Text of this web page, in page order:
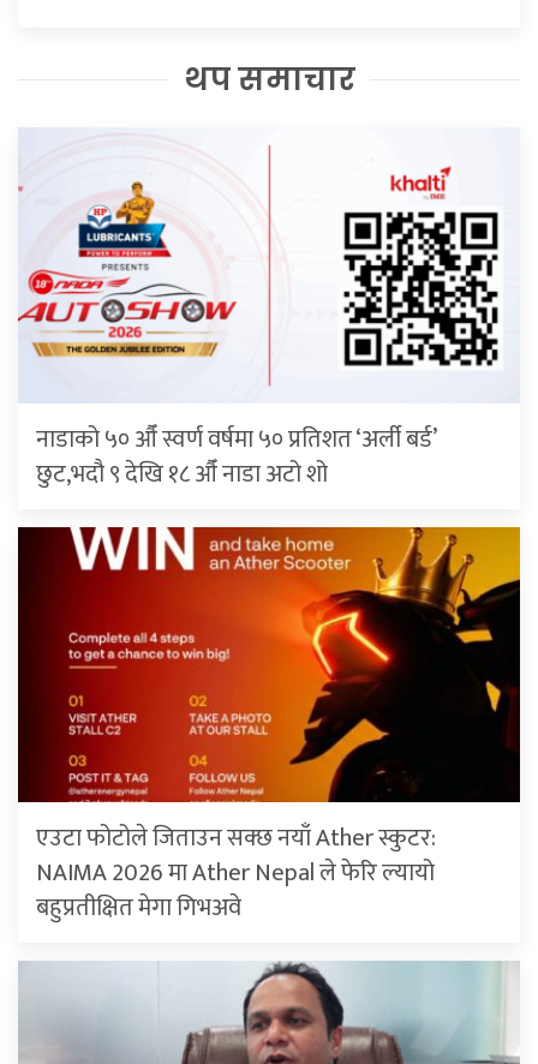
थप समाचार
नाडाको ५० औँ स्वर्ण वर्षमा ५० प्रतिशत ‘अर्ली बर्ड’
छुट,भदौ ९ देखि १८ औँ नाडा अटो शो
एउटा फोटोले जिताउन सक्छ नयाँ Ather स्कुटर:
NAIMA 2026 मा Ather Nepal ले फेरि ल्यायो
बहुप्रतीक्षित मेगा गिभअवे